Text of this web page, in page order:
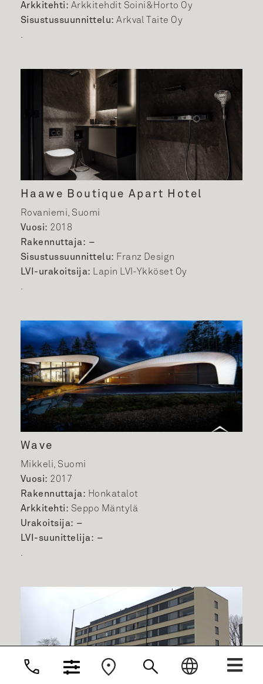
Suomi
Deutsch
Nederlands
Arkkitehti: Arkkitehdit Soini&Horto Oy
Sisustussuunnittelu: Arkval Taite Oy
Haawe Boutique Apart Hotel
Rovaniemi, Suomi
Vuosi: 2018
Rakennuttaja: –
Sisustussuunnittelu: Franz Design
LVI-urakoitsija:
Lapin LVI-Ykköset Oy
Wave
Mikkeli, Suomi
Vuosi: 2017
Rakennuttaja: Honkatalot
Arkkitehti: Seppo Mäntylä
Urakoitsija: –
LVI-suunittelija: –